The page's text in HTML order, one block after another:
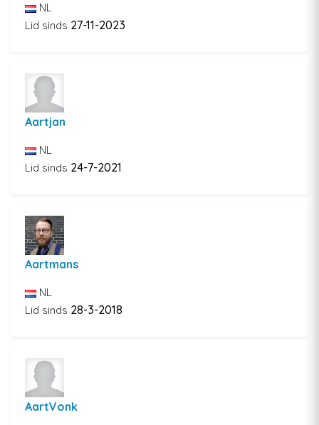
NL
Lid sinds 27-11-2023
Aartjan
NL
Lid sinds 24-7-2021
Aartmans
NL
Lid sinds 28-3-2018
AartVonk